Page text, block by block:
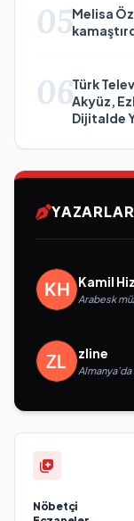
05Melisa
06Türk
Akyüz,
Dijitalde
YAZARLAR
Kamil
Arabesk
zline
Nöbetçi